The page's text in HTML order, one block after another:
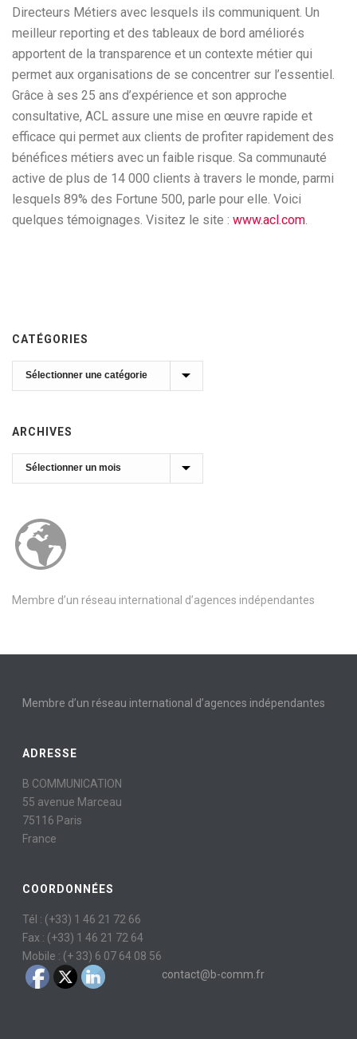
Directeurs Métiers avec lesquels ils communiquent. Un
meilleur reporting et des tableaux de bord améliorés
apportent de la transparence et un contexte métier qui
permet aux organisations de se concentrer sur l’essentiel.
Grâce à ses 25 ans d’expérience et son approche
consultative, ACL assure une mise en œuvre rapide et
efficace qui permet aux clients de profiter rapidement des
bénéfices métiers avec un faible risque. Sa communauté
active de plus de 14 000 clients à travers le monde, parmi
lesquels 89% des Fortune 500, parle pour elle. Voici
quelques témoignages. Visitez le site : www.acl.com.
CATÉGORIES
Catégories
ARCHIVES
Archives
Membre d’un réseau international d’agences indépendantes
Membre d’un réseau international d’agences indépendantes
ADRESSE
B COMMUNICATION
55 avenue Marceau
75116 Paris
France
COORDONNÉES
Tél : (+33) 1 46 21 72 66
Fax : (+33) 1 46 21 72 64
Mobile : (+ 33) 6 07 64 08 56
contact@b-comm.fr